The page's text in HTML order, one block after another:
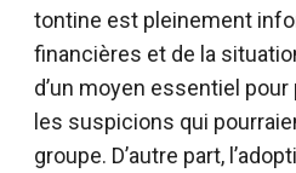
tontine est pleinement
financières et de la
d’un moyen essentiel
les suspicions qui
groupe. D’autre part,